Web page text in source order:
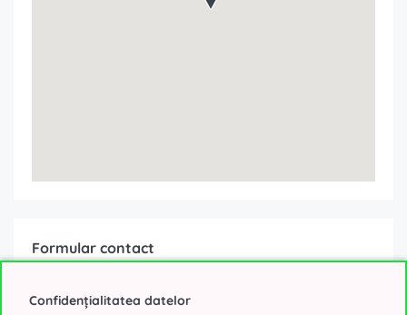
Formular contact
Ești interesat de această ofertă?
Confidențialitatea datelor